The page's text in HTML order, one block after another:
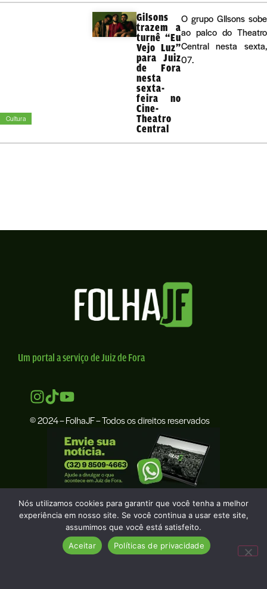
Cultura
Gilsons
trazem a
turnê “Eu
Vejo Luz”
para Juiz
de Fora
nesta
sexta-
feira no
Cine-
Theatro
Central
O grupo GIlsons sobe
ao palco do Theatro
Central nesta sexta,
07.
Um portal a serviço de Juiz de Fora
© 2024 – FolhaJF – Todos os direitos reservados
Nós utilizamos cookies para garantir que você tenha a melhor
experiência em nosso site. Se você continua a usar este site,
assumimos que você está satisfeito.
Aceitar
Políticas de privacidade